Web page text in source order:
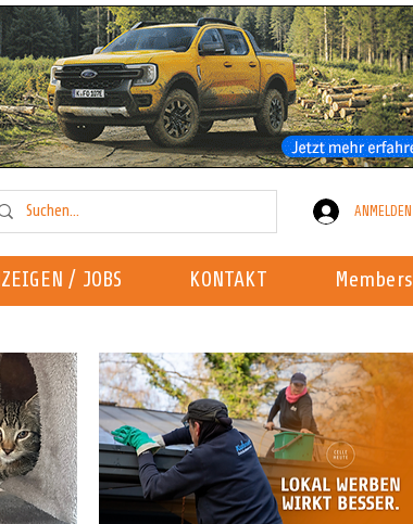
ANMELDEN
/ JOBS KONTAKT Members